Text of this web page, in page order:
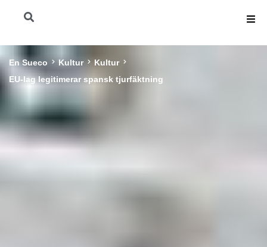
En Sueco Kultur
Kultur
EU-lag legitimerar spansk tjurfäktning